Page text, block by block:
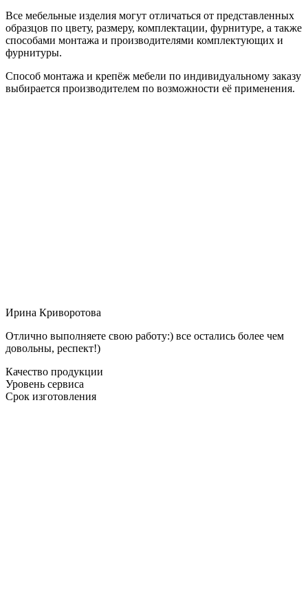
Все мебельные изделия могут отличаться от представленных
образцов по цвету, размеру, комплектации, фурнитуре, а также
способами монтажа и производителями комплектующих и
фурнитуры.
Способ монтажа и крепёж мебели по индивидуальному заказу
выбирается производителем по возможности её применения.
Ирина Криворотова
Отлично выполняете свою работу:) все остались более чем
довольны, респект!)
Качество продукции
Уровень сервиса
Срок изготовления